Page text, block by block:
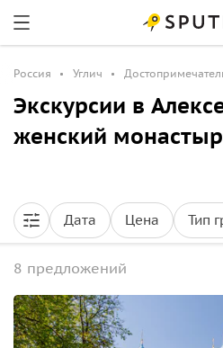
Россия Углич
Экскурсии в
женский
Дата Цена Тип
8 предложений